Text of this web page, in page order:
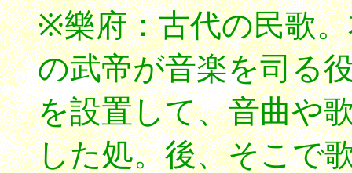
※樂府：古代の民歌
の武帝が音楽を司る
を設置して、音曲や
した処。後、そこで